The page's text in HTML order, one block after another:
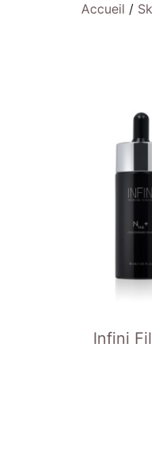
Accueil /
Infini